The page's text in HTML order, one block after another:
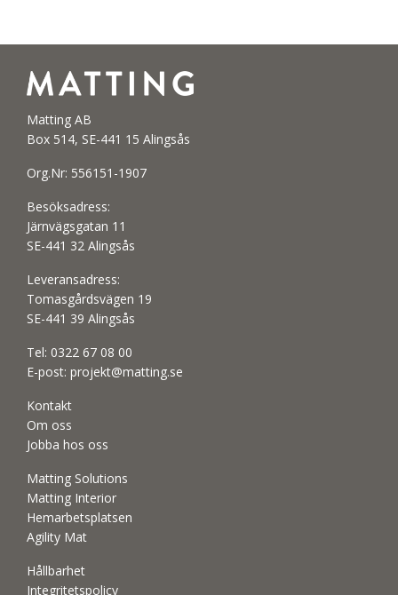
Matting AB
Box 514, SE-441 15 Alingsås
Org.Nr: 556151-1907
Besöksadress:
Järnvägsgatan 11
SE-441 32 Alingsås
Leveransadress:
Tomasgårdsvägen 19
SE-441 39 Alingsås
Tel: 0322 67 08 00
E-post: projekt@matting.se
Kontakt
Om oss
Jobba hos oss
Matting Solutions
Matting Interior
Hemarbetsplatsen
Agility Mat
Hållbarhet
Integritetspolicy